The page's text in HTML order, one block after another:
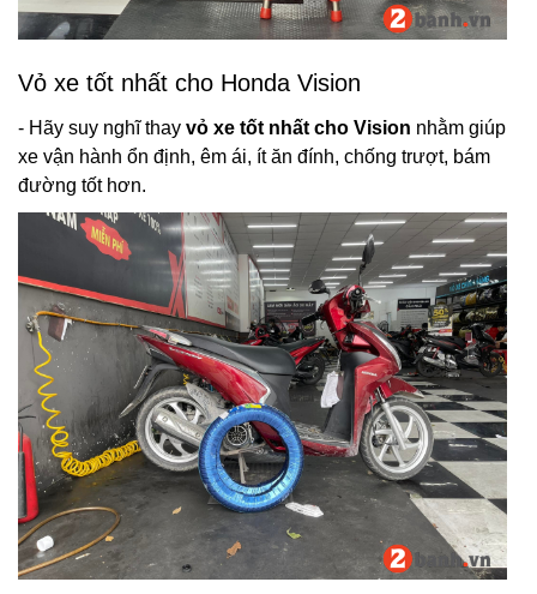
Vỏ xe tốt nhất cho Honda Vision
- Hãy suy nghĩ thay vỏ xe tốt nhất cho Vision nhằm giúp
xe vận hành ổn định, êm ái, ít ăn đính, chống trượt, bám
đường tốt hơn.